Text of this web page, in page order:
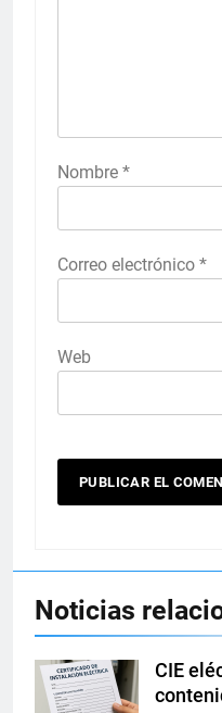
Nombre *
Correo electrónico *
Web
Noticias
CIE